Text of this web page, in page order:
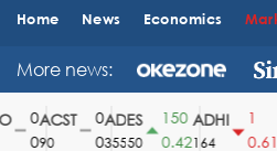
Home News Economics
More news:
ACST
90
ADES
35550
150
0.42
ADHI
164
0.61